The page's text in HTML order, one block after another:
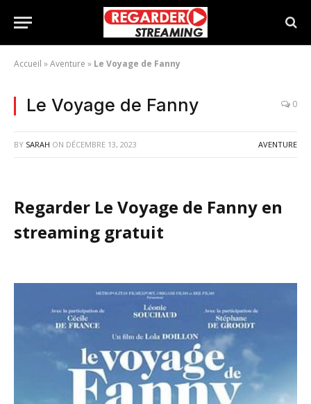
Accueil »Aventure » Le Voyage de Fanny
Le Voyage de Fanny 0
BY SARAH ON DÉCEMBRE 13, 2023 AVENTURE
Regarder Le Voyage de Fanny en
streaming gratuit